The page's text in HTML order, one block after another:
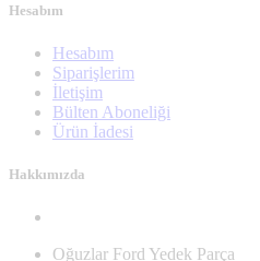
Hesabım
Hesabım
Siparişlerim
İletişim
Bülten Aboneliği
Ürün İadesi
Hakkımızda
Oğuzlar Ford Yedek Parça